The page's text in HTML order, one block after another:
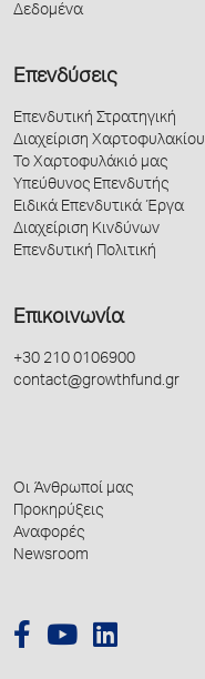
Δεδομένα
Επενδύσεις
Επενδυτική Στρατηγική
Διαχείριση Χαρτοφυλακίου
Το Χαρτοφυλάκιό μας
Υπεύθυνος Επενδυτής
Ειδικά Επενδυτικά Έργα
Διαχείριση Κινδύνων
Επενδυτική Πολιτική
Επικοινωνία
+30 210 0106900
contact@growthfund.gr
Οι Άνθρωποί μας
Προκηρύξεις
Αναφορές
Newsroom